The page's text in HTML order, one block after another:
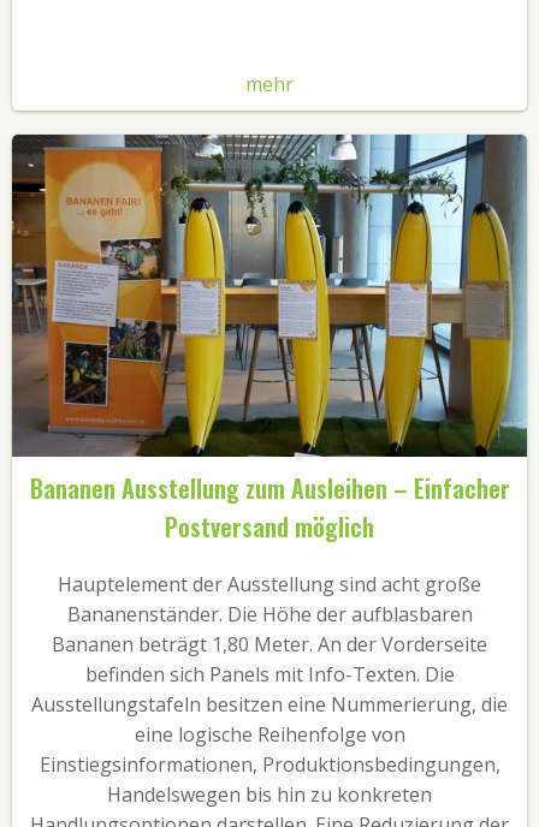
mehr
Bananen Ausstellung zum Ausleihen – Einfacher
Postversand möglich
Hauptelement der Ausstellung sind acht große
Bananenständer. Die Höhe der aufblasbaren
Bananen beträgt 1,80 Meter. An der Vorderseite
befinden sich Panels mit Info-Texten. Die
Ausstellungstafeln besitzen eine Nummerierung, die
eine logische Reihenfolge von
Einstiegsinformationen, Produktionsbedingungen,
Handelswegen bis hin zu konkreten